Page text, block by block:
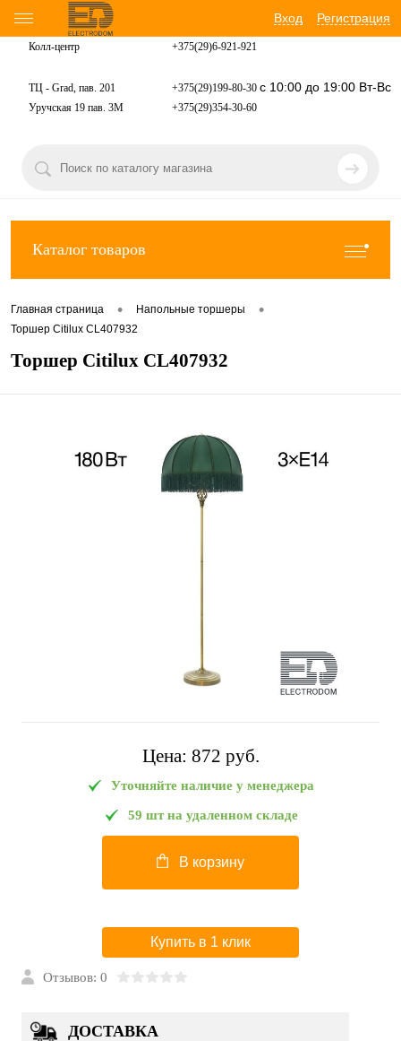
Вход Регистрация
Колл-центр +375(29)6-921-921
ТЦ - Grad, пав. 201 +375(29)199-80-30 с 10:00 до 19:00 Вт-Вс
Уручская 19 пав. 3М +375(29)354-30-60
Каталог товаров
Главная страница • Напольные торшеры •
Торшер Citilux CL407932
Торшер Citilux CL407932
Цена: 872 pуб.
Уточняйте наличие у менеджера
59 шт на удаленном складе
В корзину
Купить в 1 клик
Отзывов: 0
ДОСТАВКА